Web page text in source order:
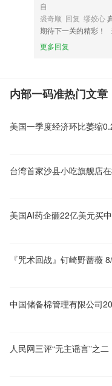
自
裘奇顺 回复 缪姣心
期待下一关的精彩！
更多回复
内部一码准热门文章
台湾首家沙县小吃旗舰店
美国AI药企砸22亿美元买
『咒术回战』钉崎野蔷薇